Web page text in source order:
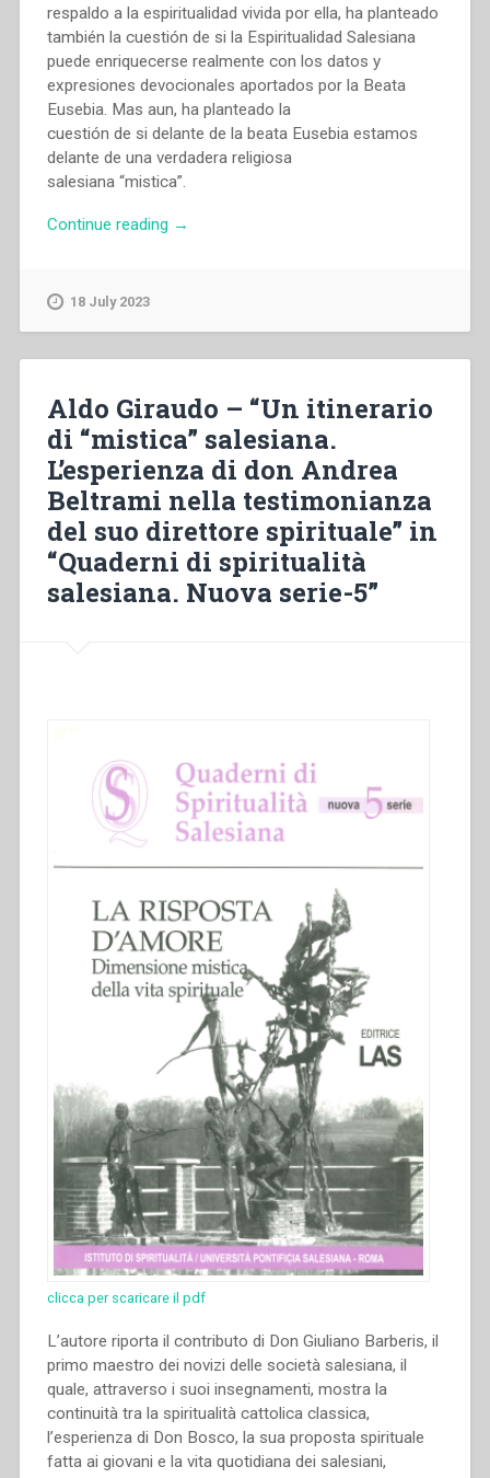
respaldo a la espiritualidad vivida por ella, ha planteado
también la cuestión de si la Espiritualidad Salesiana
puede enriquecerse realmente con los datos y
expresiones devocionales aportados por la Beata
Eusebia. Mas aun, ha planteado la
cuestión de si delante de la beata Eusebia estamos
delante de una verdadera religiosa
salesiana “mistica”.
Continue reading “Antonio
beata
Eusebia
Palomino”
“Sviluppo
del
carisma
Don
XX.
Atti
del
internazionale
di
Storia
Salesiana
Roma,
19-
novembre
2014””
→
18 July 2023
Aldo Giraudo – “Un itinerario
di “mistica” salesiana.
L’esperienza di don Andrea
Beltrami nella testimonianza
del suo direttore spirituale” in
“Quaderni di spiritualità
salesiana. Nuova serie-5”
clicca per scaricare il pdf
L’autore riporta il contributo di Don Giuliano Barberis, il
primo maestro dei novizi delle società salesiana, il
quale, attraverso i suoi insegnamenti, mostra la
continuità tra la spiritualità cattolica classica,
l’esperienza di Don Bosco, la sua proposta spirituale
fatta ai giovani e la vita quotidiana dei salesiani,